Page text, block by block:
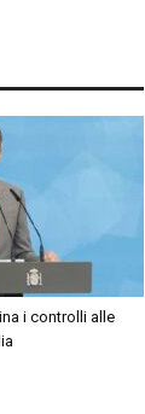
i controlli alle